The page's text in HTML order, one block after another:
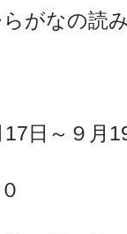
がなの読
日～９月